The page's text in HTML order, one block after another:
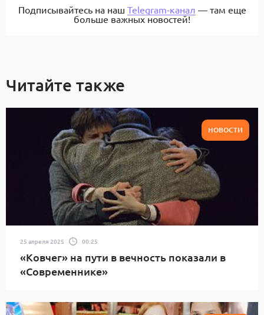
Подписывайтесь на наш Telegram-канал — там еще
больше важных новостей!
Читайте также
НОВОСТИ
25 апреля 2025 00:25
«Ковчег» на пути в вечность показали в
«Современнике»